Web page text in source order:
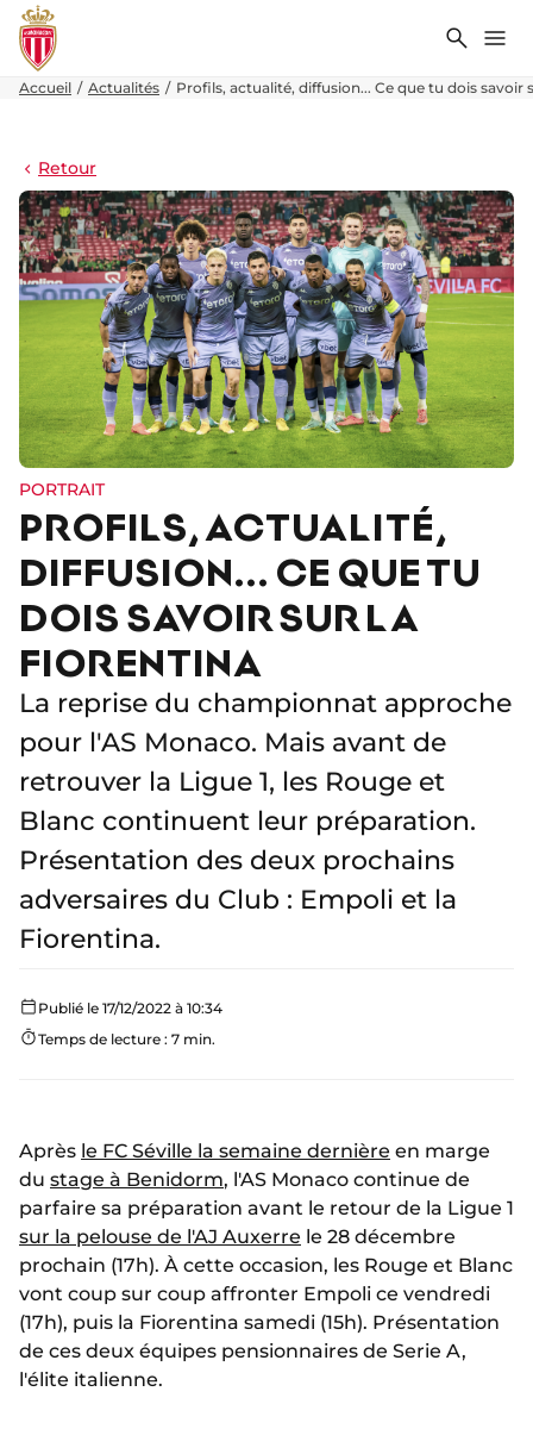
Accueil Actualités Profils, actualité, diffusion... Ce que tu dois savoir
Retour
PORTRAIT
PROFILS, ACTUALITÉ,
DIFFUSION... CE QUE TU
DOIS SAVOIR SUR LA
FIORENTINA
La reprise du championnat approche
pour l'AS Monaco. Mais avant de
retrouver la Ligue 1, les Rouge et
Blanc continuent leur préparation.
Présentation des deux prochains
adversaires du Club : Empoli et la
Fiorentina.
Publié le 17/12/2022 à 10:34
Temps de lecture : 7 min.
Après le FC Séville la semaine dernière en marge
du stage à Benidorm, l'AS Monaco continue de
parfaire sa préparation avant le retour de la Ligue 1
sur la pelouse de l'AJ Auxerre le 28 décembre
prochain (17h). À cette occasion, les Rouge et Blanc
vont coup sur coup affronter Empoli ce vendredi
(17h), puis la Fiorentina samedi (15h). Présentation
de ces deux équipes pensionnaires de Serie A,
l'élite italienne.